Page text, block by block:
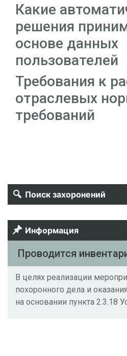
Какие
решения
основе данных
пользователей
Требования к
отраслевых
требований
Поиск захоронений
Отчество:
Информация
Проводится
В целях реализации
похоронного дела и
на основании пункта 2.3.18